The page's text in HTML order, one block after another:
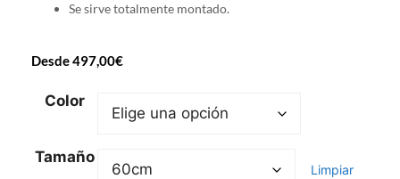
Se sirve totalmente montado.
Desde497,00€
Color
Tamaño
Limpiar